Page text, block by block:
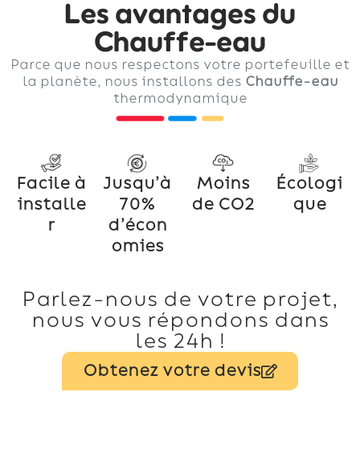
Les avantages du
Chauffe-eau
Parce que nous respectons votre portefeuille et
la planète, nous installons des Chauffe-eau
thermodynamique
Facile à
installe
r
Jusqu’à
70%
d’écon
omies
Moins
de CO2
Écologi
que
Parlez-nous de votre projet,
nous vous répondons dans
les 24h !
Obtenez votre devis